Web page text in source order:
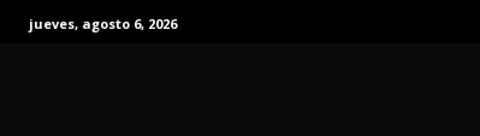
jueves, agosto 6, 2026